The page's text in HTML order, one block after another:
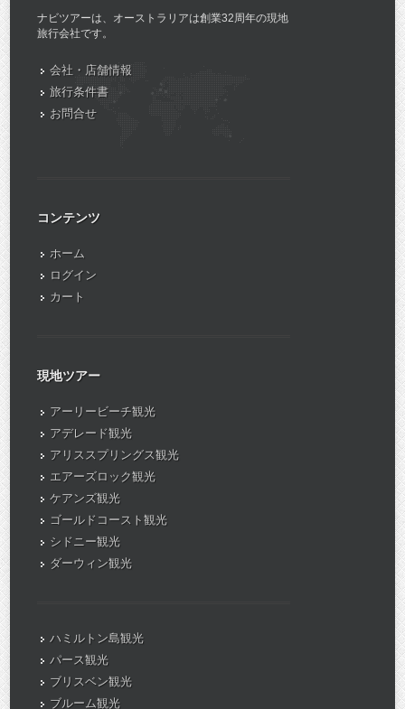
ナビツアーは、オーストラリアは創業32周年の現地
旅行会社です。
会社・店舗情報
旅行条件書
お問合せ
コンテンツ
ホーム
ログイン
カート
現地ツアー
アーリービーチ観光
アデレード観光
アリススプリングス観光
エアーズロック観光
ケアンズ観光
ゴールドコースト観光
シドニー観光
ダーウィン観光
ハミルトン島観光
パース観光
ブリスベン観光
ブルーム観光